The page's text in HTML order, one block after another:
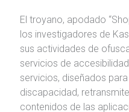
El troyano, apodado
los investigadores de
sus actividades de
servicios de
servicios, diseñados
discapacidad,
contenidos de las